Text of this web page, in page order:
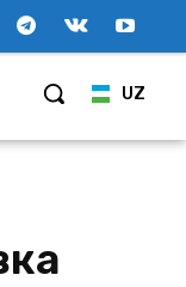
UZ